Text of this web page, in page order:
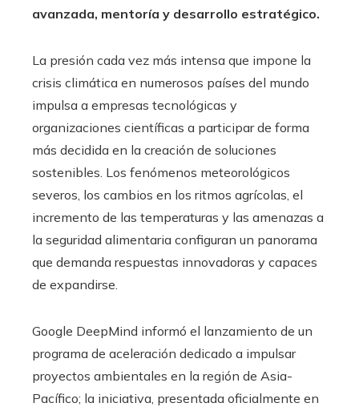
avanzada, mentoría y desarrollo estratégico.
La presión cada vez más intensa que impone la
crisis climática en numerosos países del mundo
impulsa a empresas tecnológicas y
organizaciones científicas a participar de forma
más decidida en la creación de soluciones
sostenibles. Los fenómenos meteorológicos
severos, los cambios en los ritmos agrícolas, el
incremento de las temperaturas y las amenazas a
la seguridad alimentaria configuran un panorama
que demanda respuestas innovadoras y capaces
de expandirse.
Google DeepMind informó el lanzamiento de un
programa de aceleración dedicado a impulsar
proyectos ambientales en la región de Asia-
Pacífico; la iniciativa, presentada oficialmente en